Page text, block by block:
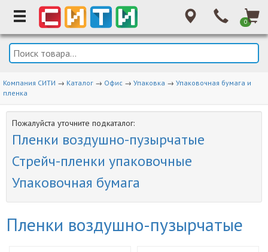
0
Компания СИТИ → Каталог → Офис → Упаковка → Упаковочная бумага и
пленка
Пожалуйста уточните подкаталог:
Пленки воздушно-пузырчатые
Стрейч-пленки упаковочные
Упаковочная бумага
Пленки воздушно-пузырчатые